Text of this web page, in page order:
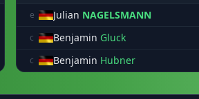
e
Julian NAGELSMANN
c Benjamin Gluck
c Benjamin Hubner